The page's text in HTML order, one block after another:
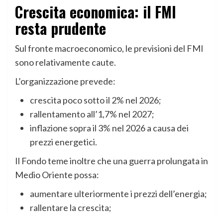
Crescita economica: il FMI
resta prudente
Sul fronte macroeconomico, le previsioni del FMI
sono relativamente caute.
L’organizzazione prevede:
crescita poco sotto il 2% nel 2026;
rallentamento all’1,7% nel 2027;
inflazione sopra il 3% nel 2026 a causa dei
prezzi energetici.
Il Fondo teme inoltre che una guerra prolungata in
Medio Oriente possa:
aumentare ulteriormente i prezzi dell’energia;
rallentare la crescita;